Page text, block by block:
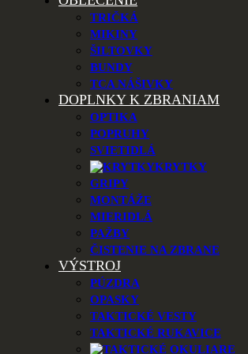
TRIČKÁ
MIKINY
ŠILTOVKY
BUNDY
TCA NÁŠIVKY
DOPLNKY K ZBRANIAM
OPTIKA
POPRUHY
SVIETIDLÁ
KRYTKY
GRIPY
MONTÁŽE
MIERIDLÁ
PAŽBY
ČISTENIE NA ZBRANE
VÝSTROJ
PÚZDRA
OPASKY
TAKTICKÉ VESTY
TAKTICKÉ RUKAVICE